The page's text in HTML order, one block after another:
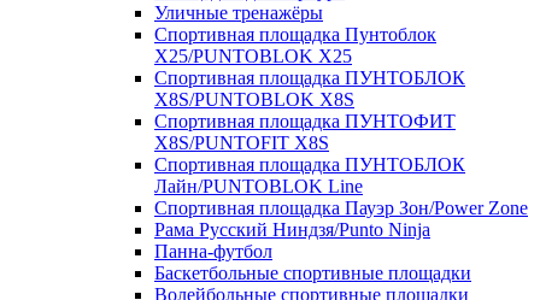
Уличные тренажёры
Спортивная площадка Пунтоблок
Х25/PUNTOBLOK X25
Спортивная площадка ПУНТОБЛОК
X8S/PUNTOBLOK X8S
Спортивная площадка ПУНТОФИТ
X8S/PUNTOFIT X8S
Спортивная площадка ПУНТОБЛОК
Лайн/PUNTOBLOK Line
Спортивная площадка Пауэр Зон/Power Zone
Рама Русский Ниндзя/Punto Ninja
Панна-футбол
Баскетбольные спортивные площадки
Волейбольные спортивные площадки